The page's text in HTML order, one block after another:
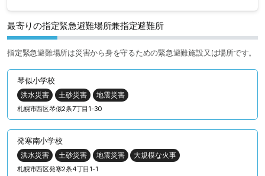
最寄りの指定緊急避難場所兼指定避難所
指定緊急避難場所は災害から身を守るための緊急避難施設又は場所です。
琴似小学校
洪水災害 土砂災害 地震災害
札幌市西区琴似2条7丁目1-30
発寒南小学校
洪水災害 土砂災害 地震災害 大規模な火事
札幌市西区発寒2条4丁目1-1